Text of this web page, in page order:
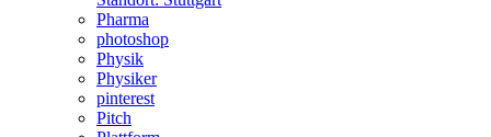
Pharma
photoshop
Physik
Physiker
pinterest
Pitch